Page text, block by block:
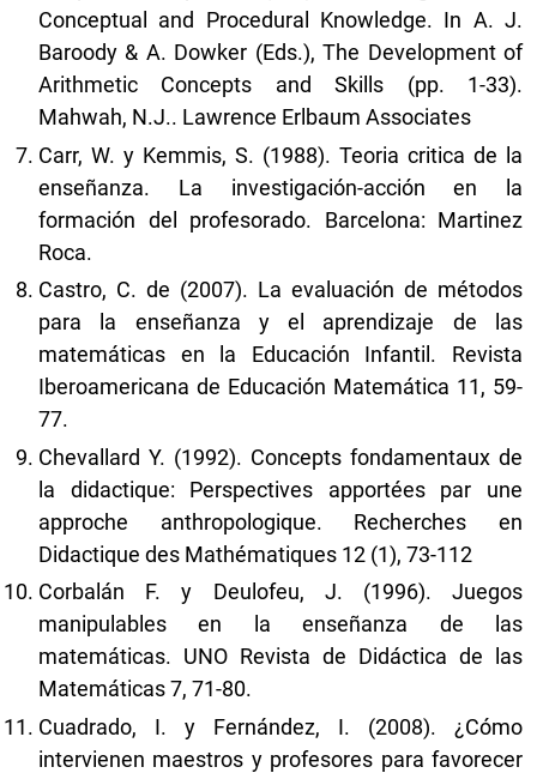
Conceptual and Procedural Knowledge. In A. J.
Baroody & A. Dowker (Eds.), The Development of
Arithmetic Concepts and Skills (pp. 1-33).
Mahwah, N.J.. Lawrence Erlbaum Associates
Carr, W. y Kemmis, S. (1988). Teoria critica de la
enseñanza. La investigación-acción en la
formación del profesorado. Barcelona: Martinez
Roca.
Castro, C. de (2007). La evaluación de métodos
para la enseñanza y el aprendizaje de las
matemáticas en la Educación Infantil. Revista
Iberoamericana de Educación Matemática 11, 59-
77.
Chevallard Y. (1992). Concepts fondamentaux de
la didactique: Perspectives apportées par une
approche anthropologique. Recherches en
Didactique des Mathématiques 12 (1), 73-112
Corbalán F. y Deulofeu, J. (1996). Juegos
manipulables en la enseñanza de las
matemáticas. UNO Revista de Didáctica de las
Matemáticas 7, 71-80.
Cuadrado, I. y Fernández, I. (2008). ¿Cómo
intervienen maestros y profesores para favorecer